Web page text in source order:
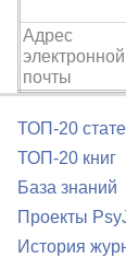
Адрес
электронной
почты
ТОП-20
ТОП-20 книг
База знаний
Проекты
История